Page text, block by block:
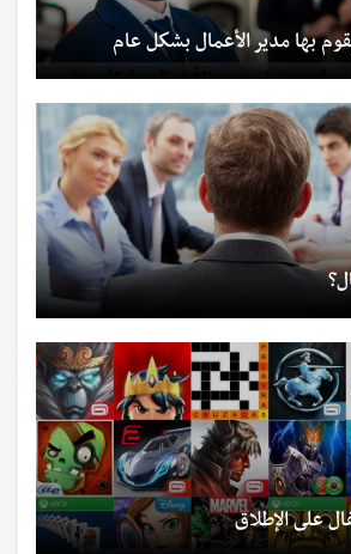
بها مدير الأعمال بشكل عام